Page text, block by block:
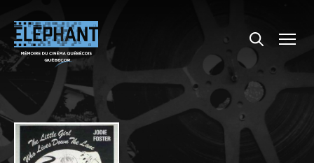
Menu
Explorer le répertoire
Projections
Entrevues
Nouvelles
À propos